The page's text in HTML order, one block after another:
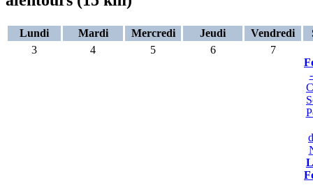
Lundi Mardi Mercredi Jeudi Vendredi
3
4 5 6
7